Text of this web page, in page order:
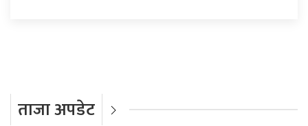
ताजा अपडेट